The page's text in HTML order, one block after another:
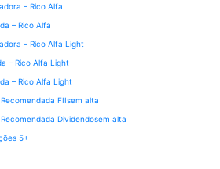
– Rico Alfa
– Rico Alfa
– Rico Alfa Light
– Rico Alfa Light
– Rico Alfa Light
FIIsem alta
Dividendosem alta
5+